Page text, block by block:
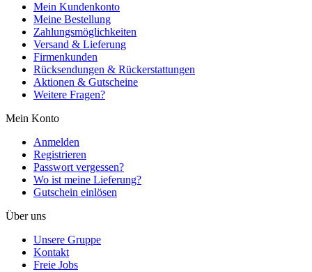
Mein Kundenkonto
Meine Bestellung
Zahlungsmöglichkeiten
Versand & Lieferung
Firmenkunden
Rücksendungen & Rückerstattungen
Aktionen & Gutscheine
Weitere Fragen?
Mein Konto
Anmelden
Registrieren
Passwort vergessen?
Wo ist meine Lieferung?
Gutschein einlösen
Über uns
Unsere Gruppe
Kontakt
Freie Jobs